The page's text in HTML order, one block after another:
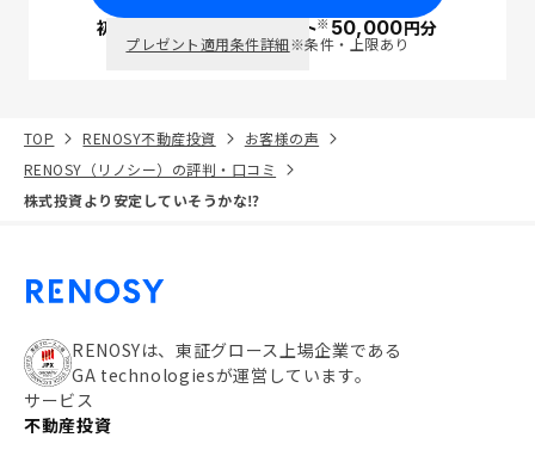
初回面談で ポイント※50,000円分
プレゼント適用条件詳細※条件・上限あり
TOP RENOSY不動産投資
お客様の声
RENOSY（リノシー）の評判・口コミ
株式投資より安定していそうかな⁉︎
RENOSYは、東証グロース上場企業である
GA technologiesが運営しています。
サービス
不動産投資